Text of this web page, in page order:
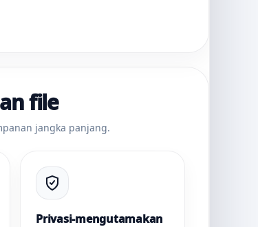
file
jangka panjang.
Privasi-mengutamakan